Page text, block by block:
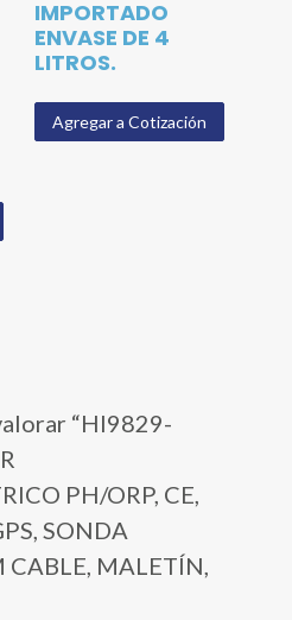
IMPORTADO
ENVASE DE 4
LITROS.
Agregar a Cotización
“HI9829-
PH/ORP, CE,
SONDA
CABLE, MALETÍN,